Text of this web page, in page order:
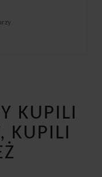
KUPILI
KUPILI